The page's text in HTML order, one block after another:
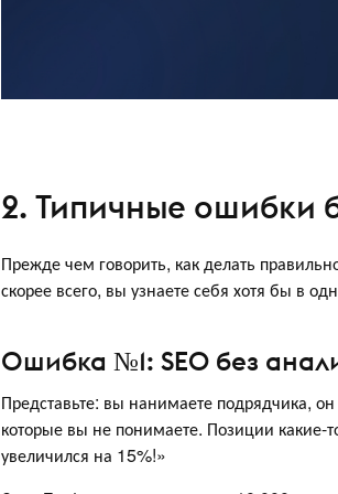
2. Типичные ошибки
Прежде чем говорить, как делать
скорее всего, вы узнаете себя хотя бы в
Ошибка №1: SEO без
Представьте: вы нанимаете подрядчика,
которые вы не понимаете. Позиции какие-
увеличился на 15%!»